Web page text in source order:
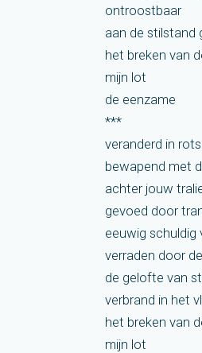
ontroostbaar
aan de stilstand
het breken van
mijn lot
de eenzame
***
veranderd in
bewapend met
achter jouw
gevoed door
eeuwig schuldig
verraden door
de gelofte van
verbrand in het
het breken van
mijn lot